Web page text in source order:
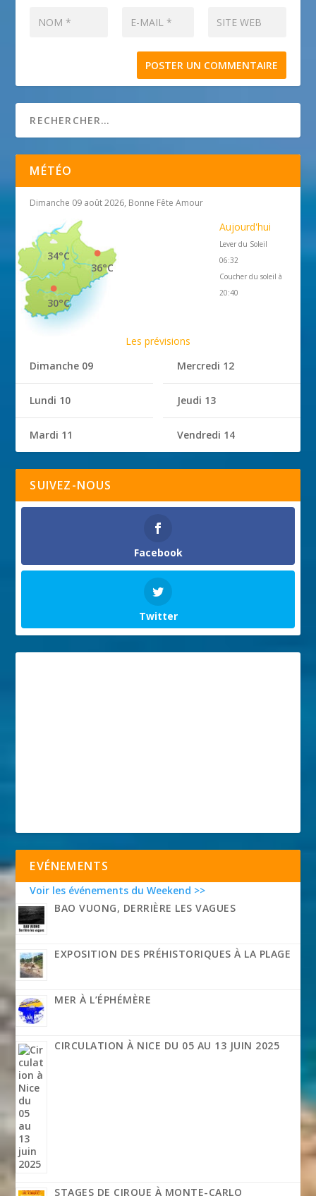
MÉTÉO
Dimanche 09 août 2026, Bonne Fête Amour
36°C
34°C
30°C
Aujourd'hui
Lever du Soleil
06:32
Coucher du soleil à
20:40
Les prévisions
Dimanche 09
Lundi 10
Mardi 11
Mercredi 12
Jeudi 13
Vendredi 14
SUIVEZ-NOUS
Facebook
Twitter
EVÉNEMENTS
Voir les événements du Weekend >>
BAO VUONG, DERRIÈRE LES VAGUES
EXPOSITION DES PRÉHISTORIQUES À LA PLAGE
MER À L’ÉPHÉMÈRE
CIRCULATION À NICE DU 05 AU 13 JUIN 2025
STAGES DE CIRQUE À MONTE-CARLO